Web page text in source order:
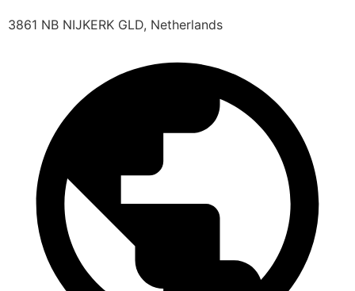
3861 NB NIJKERK GLD, Netherlands